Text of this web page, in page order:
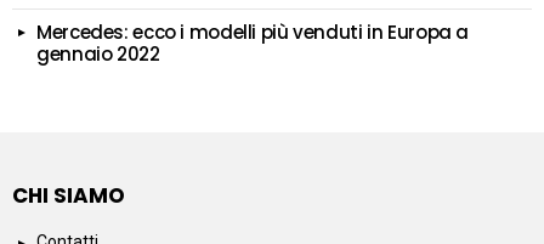
Mercedes: ecco i modelli più venduti in Europa a
gennaio 2022
CHI SIAMO